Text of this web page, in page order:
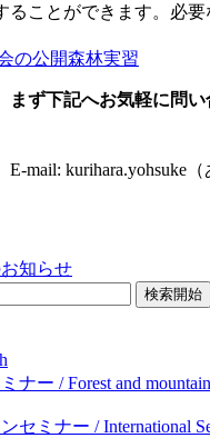
ることができます。必
の公開森林実習
まず下記へお気軽に問い
mail: kurihara.yohsuke（
知らせ
ナー / Forest and mountain
セミナー / International